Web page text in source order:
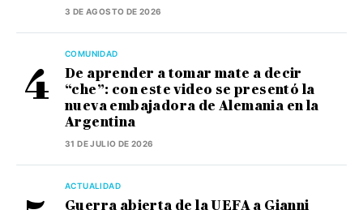
3 DE AGOSTO DE 2026
COMUNIDAD
De aprender a tomar mate a decir
“che”: con este video se presentó la
nueva embajadora de Alemania en la
Argentina
31 DE JULIO DE 2026
ACTUALIDAD
Guerra abierta de la UEFA a Gianni